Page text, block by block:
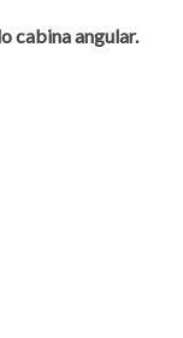
cabina angular.